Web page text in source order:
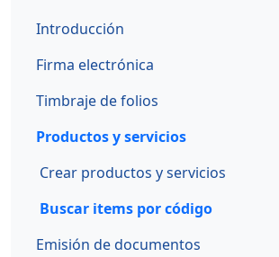
Introducción
Firma electrónica
Timbraje de folios
Productos y servicios
Crear productos y servicios
Buscar items por código
Emisión de documentos